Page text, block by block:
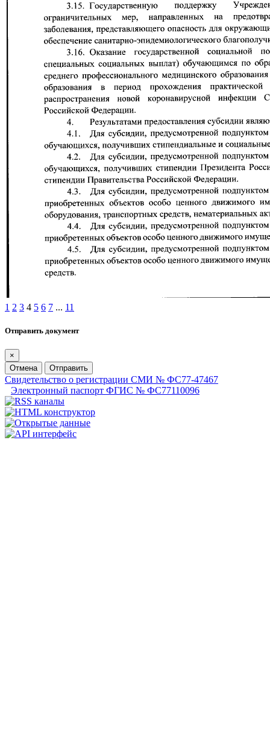
1 2 3 4 5 6 7 ... 11
Отправить документ
×
Отмена
Отправить
Свидетельство о регистрации СМИ № ФС77-47467
Электронный паспорт ФГИС № ФС77110096